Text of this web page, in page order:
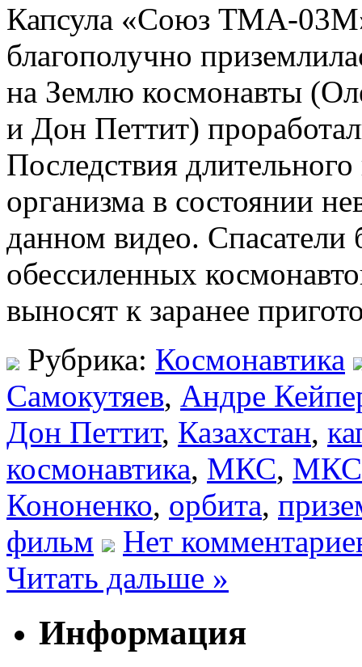
Капсула «Союз ТМА-
благополучно
на Землю космонавты
и Дон Петтит)
Последствия
организма в состоянии
данном видео. Спасатели
обессиленных
выносят к заранее
Рубрика: Космонавтика
Самокутяев, Андре
Дон Петтит, Казахстан,
космонавтика, МКС,
Кононенко, орбита,
фильм
Нет
Читать дальше »
Информация